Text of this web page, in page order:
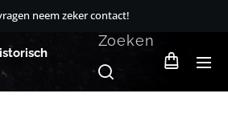
neem zeker contact!
Zoeken